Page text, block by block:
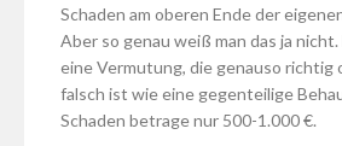
Schaden am oberen Ende der
Aber so genau weiß man das ja
eine Vermutung, die genauso richtig
falsch ist wie eine gegenteilige
Schaden betrage nur 500-1.000 €.